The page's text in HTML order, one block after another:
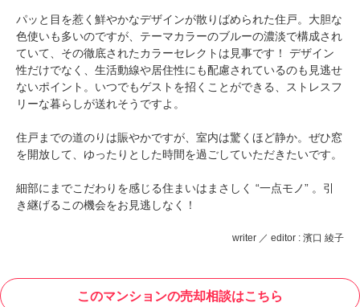
パッと目を惹く鮮やかなデザインが散りばめられた住戸。大胆な
色使いも多いのですが、テーマカラーのブルーの濃淡で構成され
ていて、その徹底されたカラーセレクトは見事です！ デザイン
性だけでなく、生活動線や居住性にも配慮されているのも見逃せ
ないポイント。いつでもゲストを招くことができる、ストレスフ
リーな暮らしが送れそうですよ。
住戸までの道のりは賑やかですが、室内は驚くほど静か。ぜひ窓
を開放して、ゆったりとした時間を過ごしていただきたいです。
細部にまでこだわりを感じる住まいはまさしく “一点モノ” 。引
き継げるこの機会をお見逃しなく！
writer ／ editor : 濱口 綾子
このマンションの売却相談はこちら